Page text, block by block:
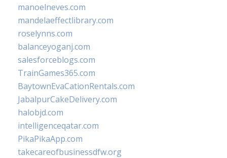
manoelneves.com
mandelaeffectlibrary.com
roselynns.com
balanceyoganj.com
salesforceblogs.com
TrainGames365.com
BaytownEvaCationRentals.com
JabalpurCakeDelivery.com
halobjd.com
intelligenceqatar.com
PikaPikaApp.com
takecareofbusinessdfw.org